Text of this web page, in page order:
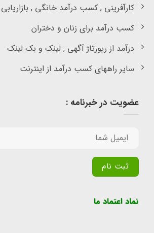
کارآفرینی , کسب درآمد خانگی , بازاریابی
کسب درآمد برای زنان و دختران
درآمد از رپورتاژ آگهی , لینک و بک لینک
سایر راههای کسب درآمد از اینترنت
عضویت در خبرنامه :
نماد اعتماد ما